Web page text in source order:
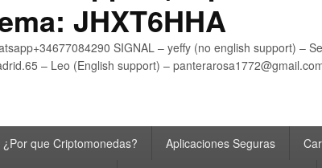
JHXT6HHA
SIGNAL – yeffy (no english support) –
– Leo (English support) –
¿Por que Criptomonedas? Aplicaciones Seguras